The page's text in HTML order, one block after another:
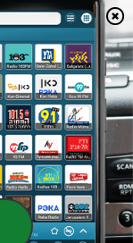
111
- יאיר גולן
דדי שמחי פותח
15 יולי 2026
110
- בלי מצלמות:
קורה ואיפה
06 יולי 2026
109
-
משה אשכנזי
108
- ד״ר אילן